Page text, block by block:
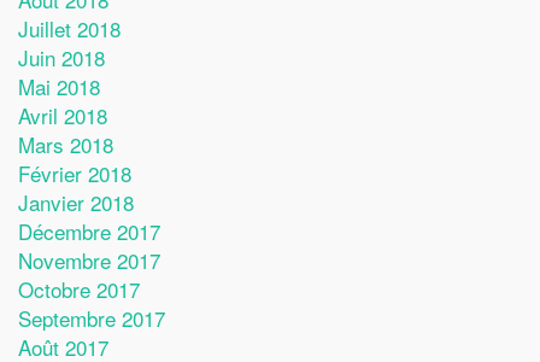
Juillet 2018
Juin 2018
Mai 2018
Avril 2018
Mars 2018
Février 2018
Janvier 2018
Décembre 2017
Novembre 2017
Octobre 2017
Septembre 2017
Août 2017